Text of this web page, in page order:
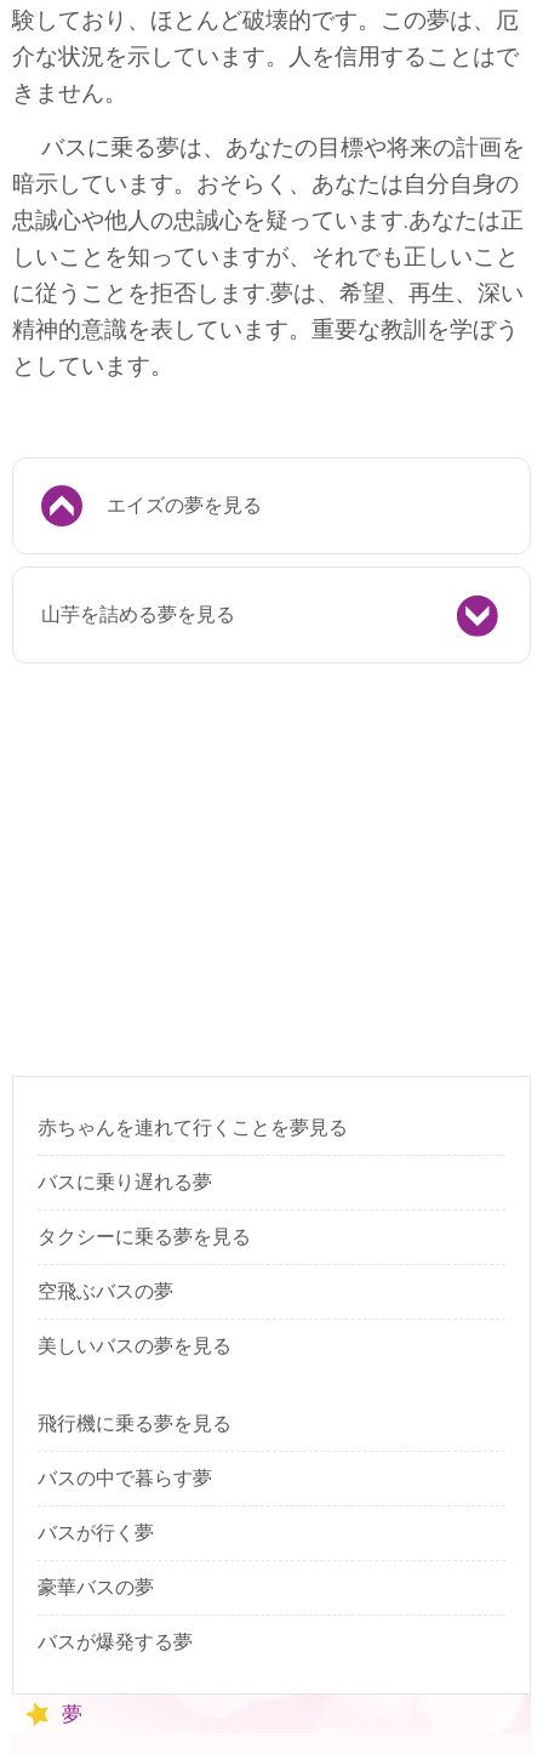
験しており、ほとんど破壊的です。この夢は、厄
介な状況を示しています。人を信用することはで
きません。
バスに乗る夢は、あなたの目標や将来の計画を
暗示しています。おそらく、あなたは自分自身の
忠誠心や他人の忠誠心を疑っています.あなたは正
しいことを知っていますが、それでも正しいこと
に従うことを拒否します.夢は、希望、再生、深い
精神的意識を表しています。重要な教訓を学ぼう
としています。
エイズの夢を見る
山芋を詰める夢を見る
赤ちゃんを連れて行くことを夢見る
バスに乗り遅れる夢
タクシーに乗る夢を見る
空飛ぶバスの夢
美しいバスの夢を見る
飛行機に乗る夢を見る
バスの中で暮らす夢
バスが行く夢
豪華バスの夢
バスが爆発する夢
夢